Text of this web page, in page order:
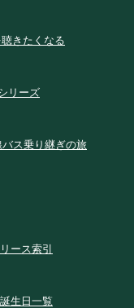
きたくなる
リーズ
バス乗り継ぎの旅
ース索引
生日一覧